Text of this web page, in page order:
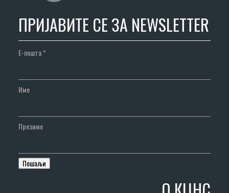
ПРИЈАВИТЕ СЕ ЗА NEWSLETTER
Е-пошта*
Име
Презиме